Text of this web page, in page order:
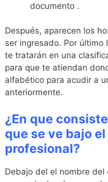
documento .
Después, aparecen los
ser ingresado. Por último
te tratarán en una
para que te atiendan
alfabético para acudir a
anteriormente.
¿En que
que se ve bajo
profesional?
Debajo del el nombre